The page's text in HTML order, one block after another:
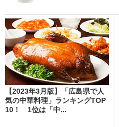
【2023年3月版】「広島県で人
気の中華料理」ランキングTOP
10！ 1位は「中...